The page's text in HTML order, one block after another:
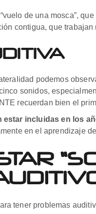
de una mosca”, que
contigua, que trabajan
podemos
sonidos,
recuerdan bien el
estar incluidas en los
en el aprendizaje
tener problemas